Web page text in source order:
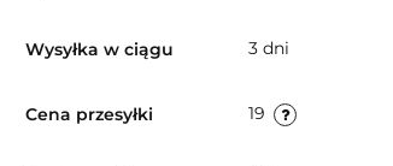
Wysyłka w ciągu 3 dni
Cena przesyłki 19